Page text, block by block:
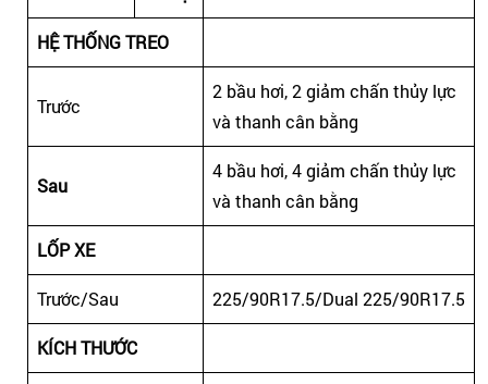
HỆ THỐNG TREO
Trước
2 bầu hơi, 2 giảm chấn thủy lực
và thanh cân bằng
Sau
4 bầu hơi, 4 giảm chấn thủy lực
và thanh cân bằng
LỐP XE
Trước/Sau 225/90R17.5/Dual 225/90R17.5
KÍCH THƯỚC